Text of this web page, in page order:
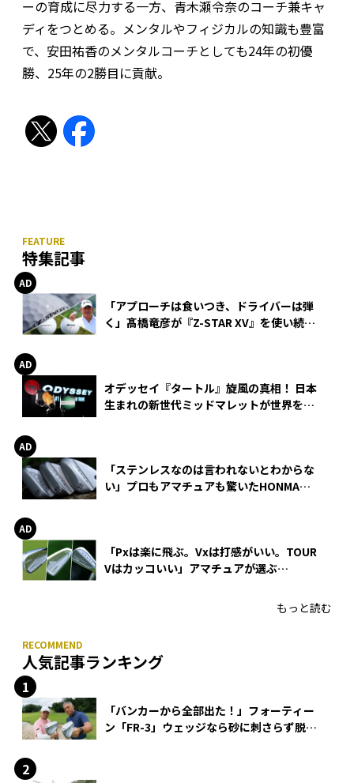
ーの育成に尽力する一方、青木瀬令奈のコーチ兼キャ
ディをつとめる。メンタルやフィジカルの知識も豊富
で、安田祐香のメンタルコーチとしても24年の初優
勝、25年の2勝目に貢献。
特集記事
「アプローチは食いつき、ドライバーは弾
く」髙橋竜彦が『Z-STAR XV』を使い続け
オデッセイ『タートル』旋風の真相！ 日本
生まれの新世代ミッドマレットが世界を席
「ステンレスなのは言われないとわからな
い」プロもアマチュアも驚いたHONMA
「Pxは楽に飛ぶ。Vxは打感がいい。TOUR
Vはカッコいい」アマチュアが選ぶ
もっと読む
人気記事ランキング
「バンカーから全部出た！」フォーティー
ン「FR-3」ウェッジなら砂に刺さらず脱出